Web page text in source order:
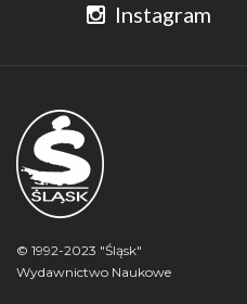
Instagram
© 1992-2023 "Śląsk"
Wydawnictwo Naukowe